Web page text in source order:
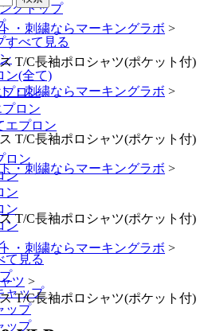
クトップ
すべて見る
ン(全て)
ロン
ロン
エプロン
ロン
ン
ン
ン
ン
て見る
ャップ
ップ
ップ
・刺繍ならマーキングラボ >
T/C長袖ポロシャツ(ポケット付)
・刺繍ならマーキングラボ >
T/C長袖ポロシャツ(ポケット付)
・刺繍ならマーキングラボ >
T/C長袖ポロシャツ(ポケット付)
・刺繍ならマーキングラボ >
ツ >
T/C長袖ポロシャツ(ポケット付)